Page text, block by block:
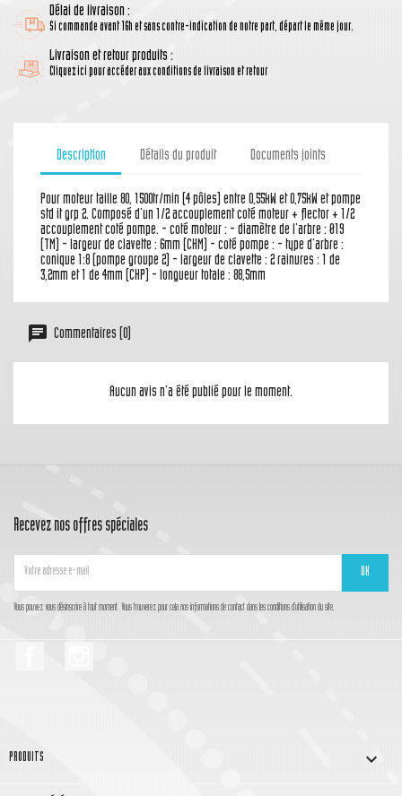
Délai de livraison :
Si commande avant 16h et sans contre-indication de notre part, départ le même jour.
Livraison et retour produits :
Cliquez ici pour accéder aux conditions de livraison et retour
Description Détails du produit Documents joints
Pour moteur taille 80, 1500tr/min (4 pôles) entre 0,55kW et 0,75kW et pompe
std it grp 2. Composé d'un 1/2 accouplement coté moteur + flector + 1/2
accouplement coté pompe. - coté moteur : - diamètre de l'arbre : Ø19
(TM) - largeur de clavette : 6mm (CHM) - coté pompe : - type d'arbre :
conique 1:8 (pompe groupe 2) - largeur de clavette : 2 rainures : 1 de
3,2mm et 1 de 4mm (CHP) - longueur totale : 88,5mm
Commentaires (0)
Aucun avis n'a été publié pour le moment.
Recevez nos offres spéciales
Vous pouvez vous désinscrire à tout moment. Vous trouverez pour cela nos informations de contact dans les conditions d'utilisation du site.
PRODUITS 